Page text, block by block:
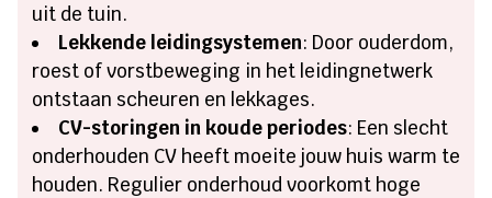
uit de tuin.
Lekkende leidingsystemen: Door ouderdom,
roest of vorstbeweging in het leidingnetwerk
ontstaan scheuren en lekkages.
CV-storingen in koude periodes: Een slecht
onderhouden CV heeft moeite jouw huis warm te
houden. Regulier onderhoud voorkomt hoge